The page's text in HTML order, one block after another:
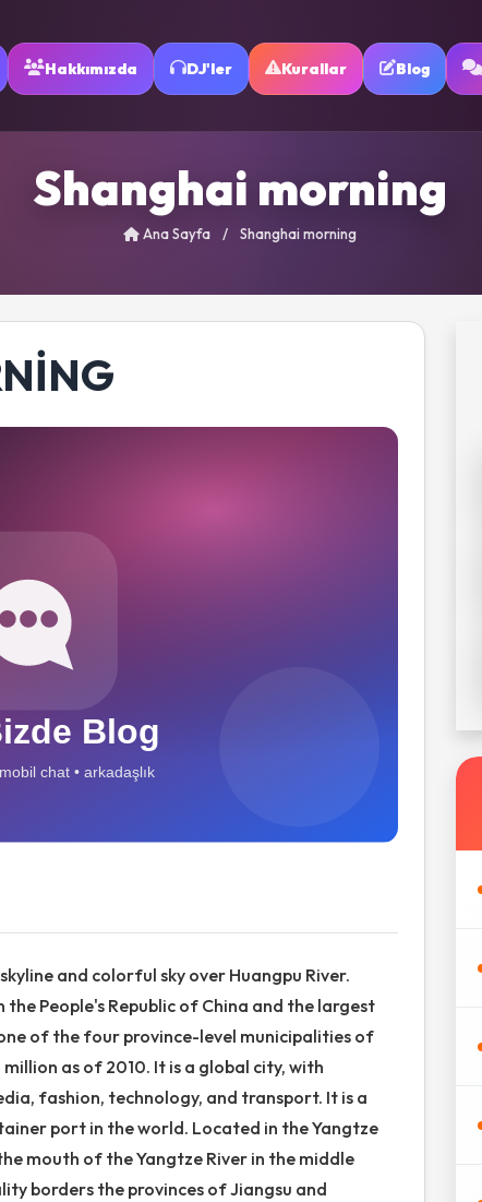
Hakkımızda DJ'ler Kurallar Blog
Shanghai morning
Ana Sayfa / Shanghai morning
and colorful sky over Huangpu River.
People's Republic of China and the largest
of the four province-level municipalities of
as of 2010. It is a global city, with
fashion, technology, and transport. It is a
port in the world. Located in the Yangtze
mouth of the Yangtze River in the middle
borders the provinces of Jiangsu and